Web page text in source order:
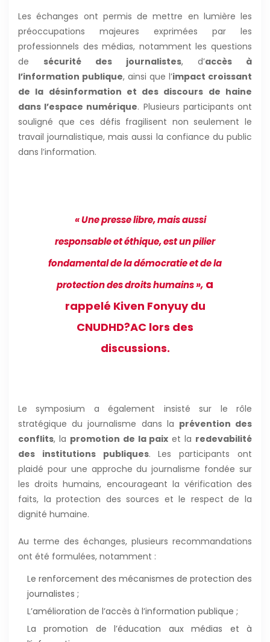
Les échanges ont permis de mettre en lumière les
préoccupations majeures exprimées par les
professionnels des médias, notamment les questions
de sécurité des journalistes, d’accès à
l’information publique, ainsi que l’impact croissant
de la désinformation et des discours de haine
dans l’espace numérique. Plusieurs participants ont
souligné que ces défis fragilisent non seulement le
travail journalistique, mais aussi la confiance du public
dans l’information.
« Une presse libre, mais aussi
responsable et éthique, est un pilier
fondamental de la démocratie et de la
protection des droits humains », a
rappelé Kiven Fonyuy du
CNUDHD?AC lors des
discussions.
Le symposium a également insisté sur le rôle
stratégique du journalisme dans la prévention des
conflits, la promotion de la paix et la redevabilité
des institutions publiques. Les participants ont
plaidé pour une approche du journalisme fondée sur
les droits humains, encourageant la vérification des
faits, la protection des sources et le respect de la
dignité humaine.
Au terme des échanges, plusieurs recommandations
ont été formulées, notamment :
le renforcement des mécanismes de protection des
journalistes ;
l’amélioration de l’accès à l’information publique ;
la promotion de l’éducation aux médias et à